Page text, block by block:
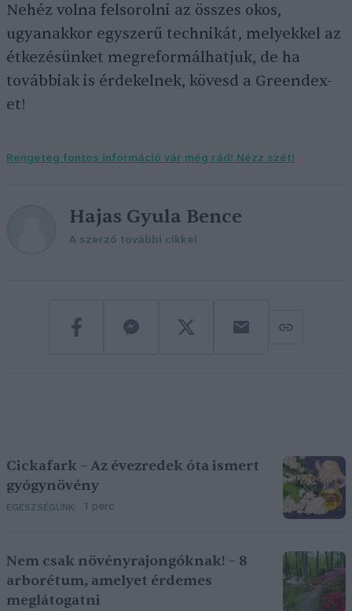
Nehéz volna felsorolni az összes okos,
ugyanakkor egyszerű technikát, melyekkel az
étkezésünket megreformálhatjuk, de ha
továbbiak is érdekelnek, kövesd a Greendex-
et!
Rengeteg fontos információ vár még rád! Nézz szét!
Hajas Gyula Bence
A szerző további cikkei
Cickafark – Az évezredek óta ismert
gyógynövény
EGÉSZSÉGÜNK 1 perc
Nem csak növényrajongóknak! – 8
arborétum, amelyet érdemes
meglátogatni